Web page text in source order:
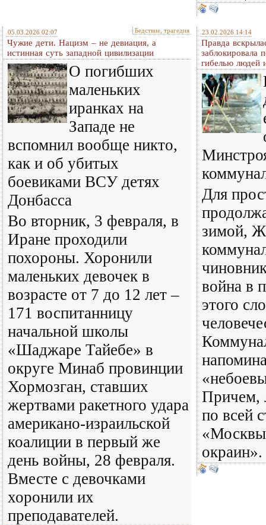
05.03.2026 02:07 Бедствие, трагедия
Чужие дети. Нацизм – не девиация, а
истинная суть западной цивилизации
О погибших
маленьких
иранках на
Западе не
вспомнил вообще никто,
как и об убитых
боевиками ВСУ детях
Донбасса
Во вторник, 3 февраля, в
Иране проходили
похороны. Хоронили
маленьких девочек в
возрасте от 7 до 12 лет –
171 воспитанницу
начальной школы
«Шаджаре Тайебе» в
округе Минаб провинции
Хормозган, ставших
жертвами ракетного удара
американо-израильской
коалиции в первый же
день войны, 28 февраля.
Вместе с девочками
хоронили их
преподавателей.
23.02.2026 14:14
Правда
заблокировала
гибелью людей
Для
зимой,
война в
этого
Причем,
по всей
окраин».